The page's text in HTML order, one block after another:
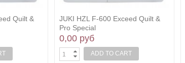
Quilt &
JUKI HZL F-600 Exceed Quilt &
Pro Special
0,00 руб
ADD TO CART